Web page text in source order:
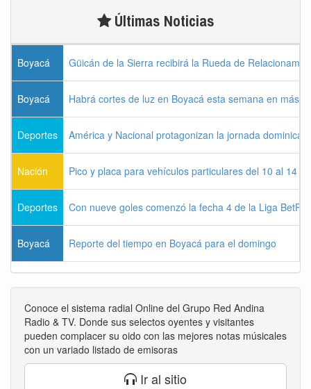
Últimas Noticias
Boyacá Güicán de la Sierra recibirá la Rueda de
Boyacá Habrá cortes de luz en Boyacá esta semana en más
Deportes América y Nacional protagonizan la jornada dominical
Nación Pico y placa para vehículos particulares del 10 al 14
Deportes Con nueve goles comenzó la fecha 4 de la Liga
Boyacá Reporte del tiempo en Boyacá para el domingo
Conoce el sistema radial Online del Grupo Red Andina
Radio & TV. Donde sus selectos oyentes y visitantes
pueden complacer su oido con las mejores notas músicales
con un variado listado de emisoras
Ir al sitio